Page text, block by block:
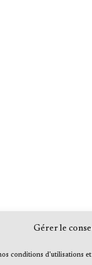
Gérer le
conditions d'utilisations